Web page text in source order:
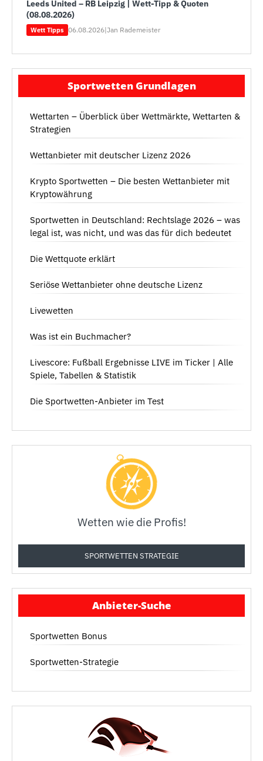
Leeds United – RB Leipzig | Wett-Tipp & Quoten
(08.08.2026)
Wett Tipps 06.08.2026|Jan Rademeister
Sportwetten Grundlagen
Wettarten – Überblick über Wettmärkte, Wettarten &
Strategien
Wettanbieter mit deutscher Lizenz 2026
Krypto Sportwetten – Die besten Wettanbieter mit
Kryptowährung
Sportwetten in Deutschland: Rechtslage 2026 – was
legal ist, was nicht, und was das für dich bedeutet
Die Wettquote erklärt
Seriöse Wettanbieter ohne deutsche Lizenz
Livewetten
Was ist ein Buchmacher?
Livescore: Fußball Ergebnisse LIVE im Ticker | Alle
Spiele, Tabellen & Statistik
Die Sportwetten-Anbieter im Test
Wetten wie die Profis!
SPORTWETTEN STRATEGIE
Anbieter-Suche
Sportwetten Bonus
Sportwetten-Strategie